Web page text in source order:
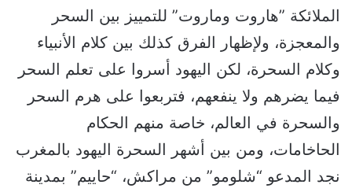
الملائكة ”هاروت وماروت” للتمييز بين السحر
والمعجزة، ولإظهار الفرق كذلك بين كلام الأنبياء
وكلام السحرة، لكن اليهود أسروا على تعلم السحر
فيما يضرهم ولا ينفعهم، فتربعوا على هرم السحر
والسحرة في العالم، خاصة منهم الحكام
الحاخامات، ومن بين أشهر السحرة اليهود بالمغرب
نجد المدعو “شلومو” من مراكش، “حاييم” بمدينة